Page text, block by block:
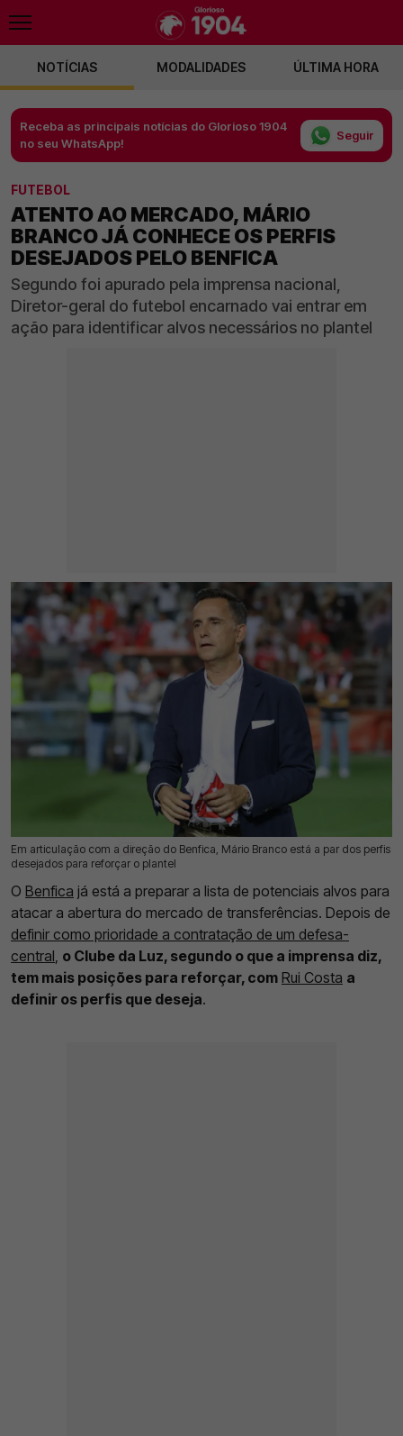
NOTÍCIAS MODALIDADES ÚLTIMA HORA
Receba as principais notícias do Glorioso 1904
no seu WhatsApp!
Seguir
FUTEBOL
ATENTO AO MERCADO, MÁRIO
BRANCO JÁ CONHECE OS PERFIS
DESEJADOS PELO BENFICA
Segundo foi apurado pela imprensa nacional,
Diretor-geral do futebol encarnado vai entrar em
ação para identificar alvos necessários no plantel
Em articulação com a direção do Benfica, Mário Branco está a par dos perfis
desejados para reforçar o plantel
28 Mai 2026 | 14:23 | 0
O Benfica já está a preparar a lista de potenciais alvos para
atacar a abertura do mercado de transferências. Depois de
definir como prioridade a contratação de um defesa-
central, o Clube da Luz, segundo o que a imprensa diz,
tem mais posições para reforçar, com Rui Costa a
definir os perfis que deseja.